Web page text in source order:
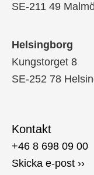
SE-211 49
Helsingborg
Kungstorget 8
SE-252 78
Kontakt
+46 8 698 09 00
Skicka e-post ››